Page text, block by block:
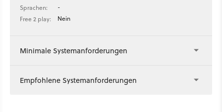
Sprachen:
-
Free 2 play:
Nein
Minimale Systemanforderungen
Empfohlene Systemanforderungen